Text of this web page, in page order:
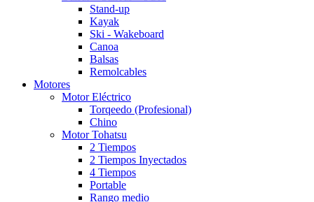
Stand-up
Kayak
Ski - Wakeboard
Canoa
Balsas
Remolcables
Motores
Motor Eléctrico
Torqeedo (Profesional)
Chino
Motor Tohatsu
2 Tiempos
2 Tiempos Inyectados
4 Tiempos
Portable
Rango medio